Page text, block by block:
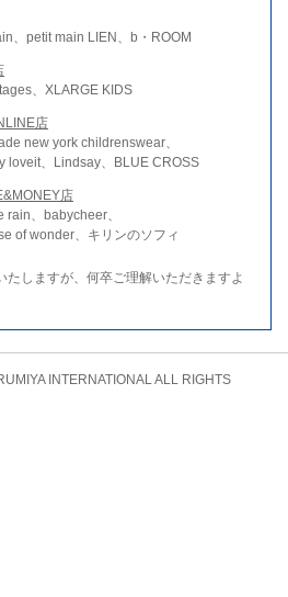
、petit main LIEN、b・ROOM
、XLARGE KIDS
店
new york childrenswear、
loveit、Lindsay、BLUE CROSS
店
rain、babycheer、
of wonder、キリンのソフィ
たしますが、何卒ご理解いただきますよ